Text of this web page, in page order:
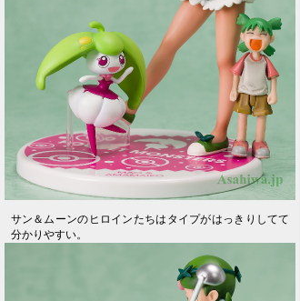
サン＆ムーンのヒロインたちはタイプがはっきりしてて
分かりやすい。